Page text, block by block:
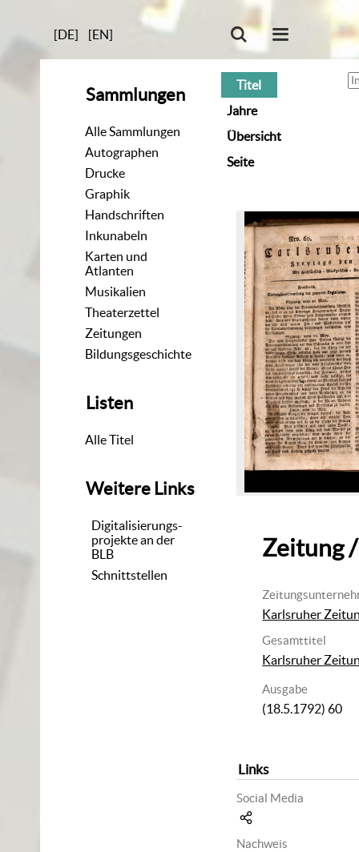
[DE] [EN]
Sammlungen
Alle Sammlungen
Autographen
Drucke
Graphik
Handschriften
Inkunabeln
Karten und
Atlanten
Musikalien
Theaterzettel
Zeitungen
Bildungsgeschichte
Listen
Alle Titel
Weitere Links
Digitalisierungs-
projekte an der
BLB
Schnittstellen
Titel
Jahre
Übersicht
Seite
Zeitung
Karlsruher
Gesamttitel
Karlsruher
Ausgabe
(18.5.1792) 60
Links
Social Media
Nachweis